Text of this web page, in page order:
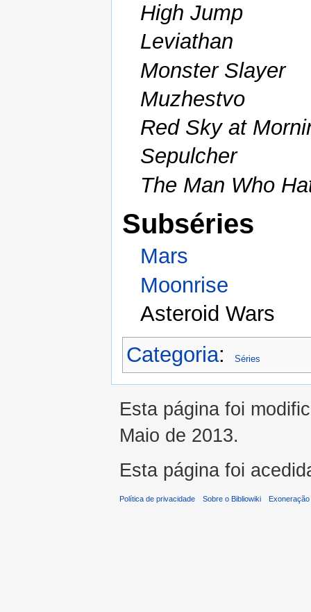
High Jump
Leviathan
Monster Slayer
Muzhestvo
Red Sky at
Sepulcher
The Man Who
Subséries
Mars
Moonrise
Asteroid Wars
Categoria: Séries
Esta página foi
Maio de 2013.
Esta página foi
Política de privacidade Sobre o Bibliowiki